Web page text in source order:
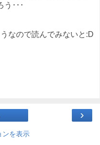
う･･･
なので読んでみないと:D
›
ンを表示